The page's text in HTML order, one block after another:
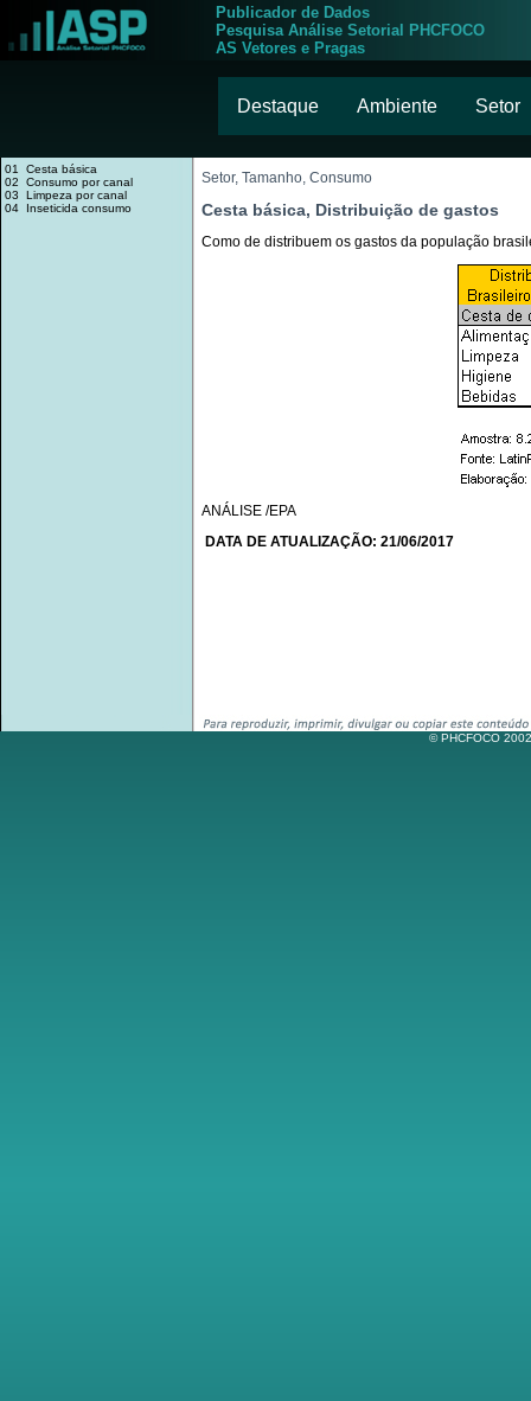
Publicador de Dados
Pesquisa Análise Setorial PHCFOCO
AS Vetores e Pragas
Destaque Ambiente Setor
01 Cesta básica
02 Consumo por canal
03 Limpeza por canal
04 Inseticida consumo
Setor, Tamanho, Consumo
Cesta básica, Distribuição de gastos
Como de distribuem os gastos da população
ANÁLISE /EPA
DATA DE ATUALIZAÇÃO: 21/06/2017
© PHCFOCO